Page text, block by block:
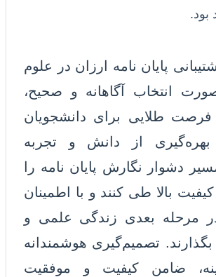
بود.
پایان نامه ارزان در علوم
انتخاب آگاهانه و صحیح،
فرصت طلایی برای دانشجویان
بهره‌گیری از دانش و تجربه
دشوار نگارش پایان نامه را
بالا طی کنند و با اطمینان
مرحله بعدی زندگی علمی و
تصمیم‌گیری هوشمندانه
ضامن کیفیت و موفقیت